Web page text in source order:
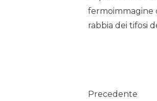
fermoimmagine
rabbia dei tifosi
Precedente